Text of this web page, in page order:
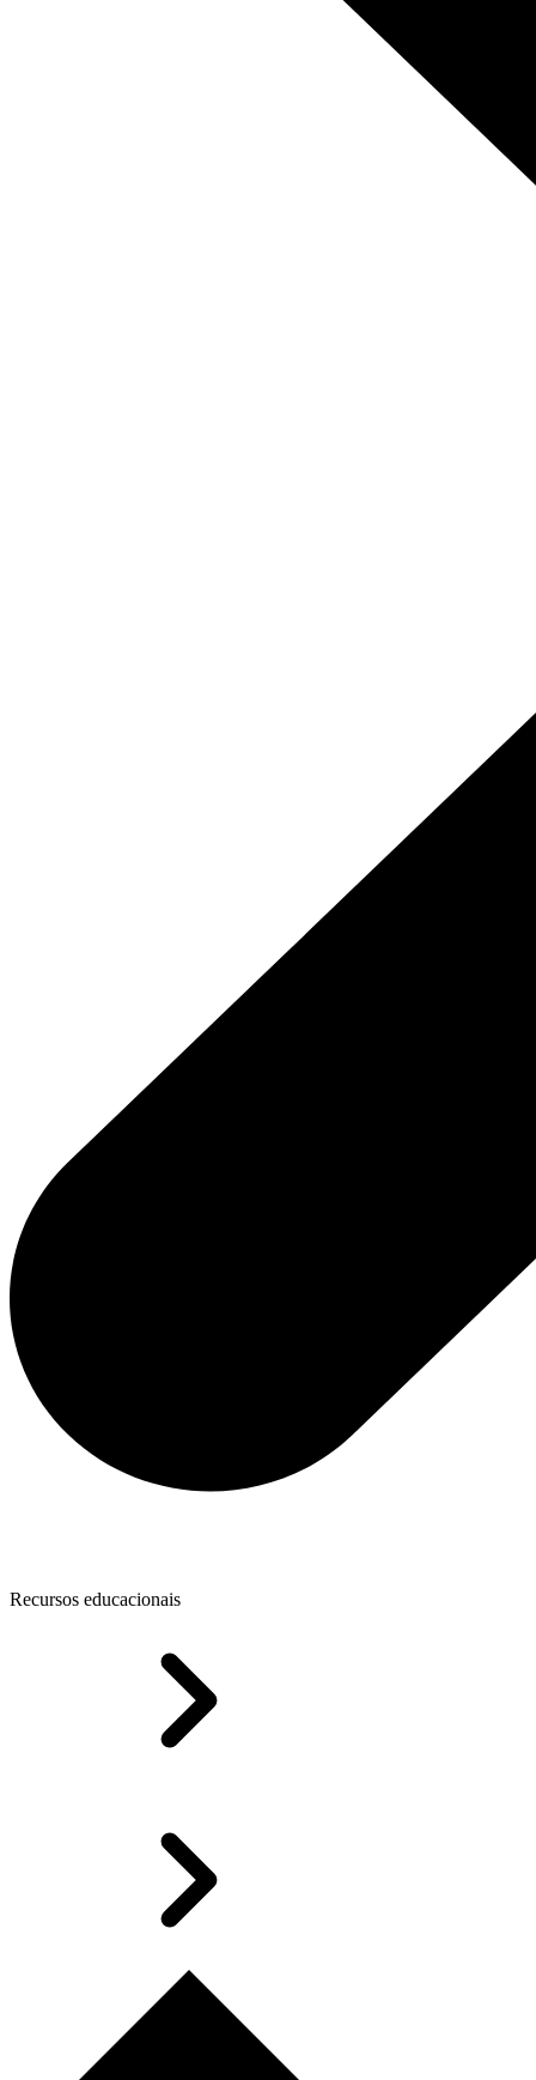
Recursos educacionais